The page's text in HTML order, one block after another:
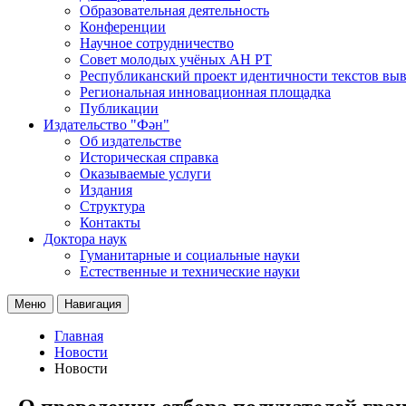
Образовательная деятельность
Конференции
Научное сотрудничество
Совет молодых учёных АН РТ
Республиканский проект идентичности текстов
Региональная инновационная площадка
Публикации
Издательство "Фән"
Об издательстве
Историческая справка
Оказываемые услуги
Издания
Структура
Контакты
Доктора наук
Гуманитарные и социальные науки
Естественные и технические науки
Меню Навигация
Главная
Новости
Новости